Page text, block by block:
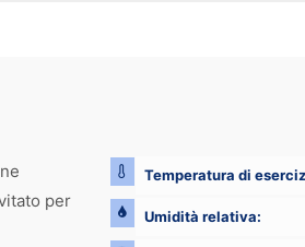
per
Temperatura di
Umidità relativa: